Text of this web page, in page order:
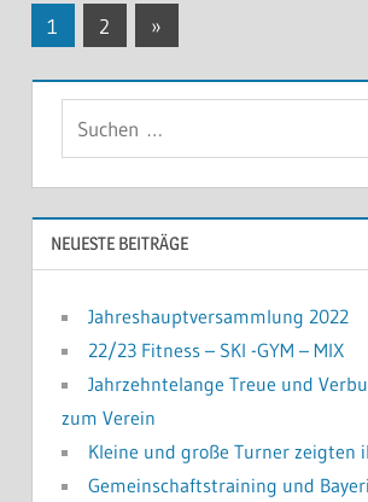
Seitennummerierung
der
Beiträge
1 2
Nächste
»
NEUESTE BEITRÄGE
Jahreshauptversammlung 2022
22/23 Fitness – SKI -GYM – MIX
Jahrzehntelange Treue und
zum Verein
Kleine und große Turner zeigten
Gemeinschaftstraining und